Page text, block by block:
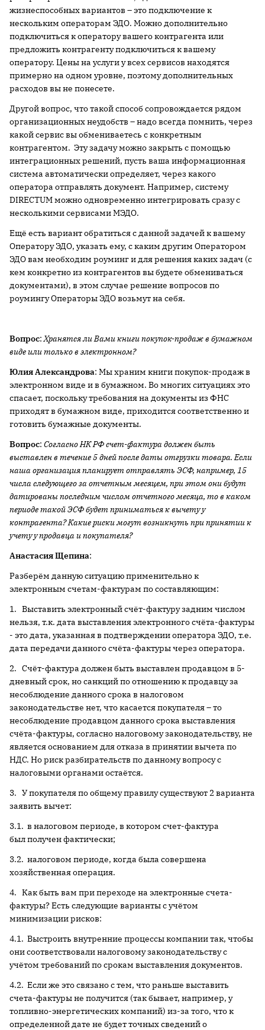
жизнеспособных вариантов – это подключение к
нескольким операторам ЭДО. Можно дополнительно
подключиться к оператору вашего контрагента или
предложить контрагенту подключиться к вашему
оператору. Цены на услуги у всех сервисов находятся
примерно на одном уровне, поэтому дополнительных
расходов вы не понесете.
Другой вопрос, что такой способ сопровождается рядом
организационных неудобств – надо всегда помнить, через
какой сервис вы обмениваетесь с конкретным
контрагентом. Эту задачу можно закрыть с помощью
интеграционных решений, пусть ваша информационная
система автоматически определяет, через какого
оператора отправлять документ. Например, систему
DIRECTUM можно одновременно интегрировать сразу с
несколькими сервисами МЭДО.
Ещё есть вариант обратиться с данной задачей к вашему
Оператору ЭДО, указать ему, с каким другим Оператором
ЭДО вам необходим роуминг и для решения каких задач (с
кем конкретно из контрагентов вы будете обмениваться
документами), в этом случае решение вопросов по
роумингу Операторы ЭДО возьмут на себя.
Вопрос:Хранятся ли Вами книги покупок-продаж в бумажном
виде или только в электронном?
Юлия Александрова: Мы храним книги покупок-продаж в
электронном виде и в бумажном. Во многих ситуациях это
спасает, поскольку требования на документы из ФНС
приходят в бумажном виде, приходится соответственно и
готовить бумажные документы.
Вопрос: Согласно НК РФ счет-фактура должен быть
выставлен в течение 5 дней после даты отгрузки товара. Если
наша организация планирует отправлять ЭСФ, например, 15
числа следующего за отчетным месяцем, при этом они будут
датированы последним числом отчетного месяца, то в каком
периоде такой ЭСФ будет приниматься к вычету у
контрагента? Какие риски могут возникнуть при принятии к
учету у продавца и покупателя?
Анастасия Щепина:
Разберём данную ситуацию применительно к
электронным счетам-фактурам по составляющим:
1. Выставить электронный счёт-фактуру задним числом
нельзя, т.к. дата выставления электронного счёта-фактуры
- это дата, указанная в подтверждении оператора ЭДО, т.е.
дата передачи данного счёта-фактуры через оператора.
2. Счёт-фактура должен быть выставлен продавцом в 5-
дневный срок, но санкций по отношению к продавцу за
несоблюдение данного срока в налоговом
законодательстве нет, что касается покупателя – то
несоблюдение продавцом данного срока выставления
счёта-фактуры, согласно налоговому законодательству, не
является основанием для отказа в принятии вычета по
НДС. Но риск разбирательств по данному вопросу с
налоговыми органами остаётся.
3. У покупателя по общему правилу существуют 2 варианта
заявить вычет:
3.1. в налоговом периоде, в котором счет-фактура
был получен фактически;
3.2. налоговом периоде, когда была совершена
хозяйственная операция.
4. Как быть вам при переходе на электронные счета-
фактуры? Есть следующие варианты с учётом
минимизации рисков:
4.1. Выстроить внутренние процессы компании так, чтобы
они соответствовали налоговому законодательству с
учётом требований по срокам выставления документов.
4.2. Если же это связано с тем, что раньше выставить
счета-фактуры не получится (так бывает, например, у
топливно-энергетических компаний) из-за того, что к
определенной дате не будет точных сведений о